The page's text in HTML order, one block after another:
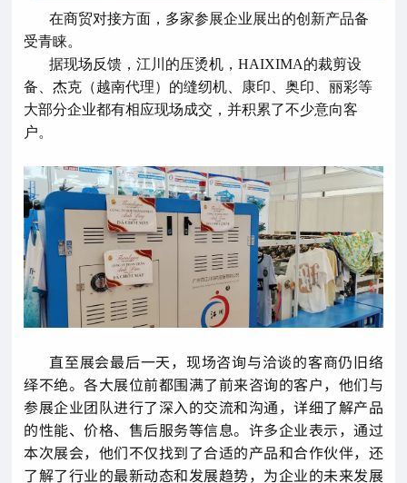
在商贸对接方面，多家参展企业展出的创新产品备
受青睐。
据现场反馈，江川的压烫机，HAIXIMA的裁剪设
备、杰克（越南代理）的缝纫机、康印、奥印、丽彩等
大部分企业都有相应现场成交，并积累了不少意向客
户。
直至展会最后一天，现场咨询与洽谈的客商仍旧络
绎不绝。各大展位前都围满了前来咨询的客户，他们与
参展企业团队进行了深入的交流和沟通，详细了解产品
的性能、价格、售后服务等信息。许多企业表示，通过
本次展会，他们不仅找到了合适的产品和合作伙伴，还
了解了行业的最新动态和发展趋势，为企业的未来发展